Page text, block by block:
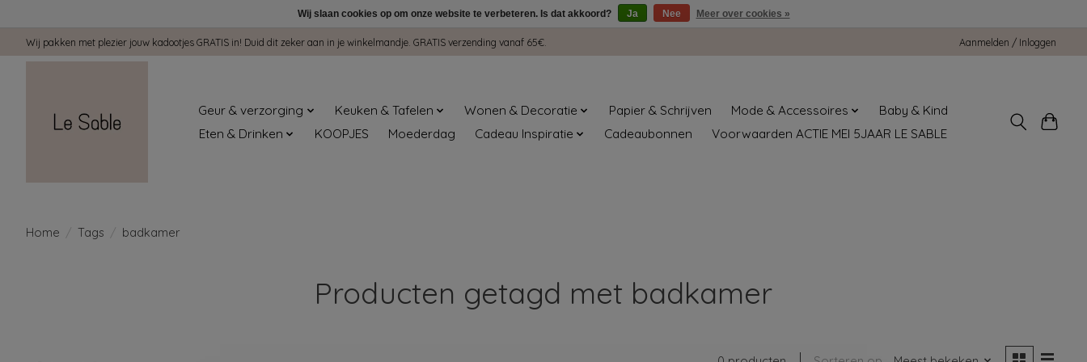
Wij pakken met plezier jouw kadootjes GRATIS in! Duid dit zeker aan in je winkelmandje. GRATIS verzending vanaf 65€. Aanmelden / Inloggen
Geur & verzorging Keuken & Tafelen Wonen & Decoratie Papier & Schrijven Mode & Accessoires
Baby & Kind
Eten & Drinken
KOOPJES Moederdag Cadeau Inspiratie Cadeaubonnen Voorwaarden ACTIE MEI 5JAAR LE SABLE
Home / Tags / badkamer
Producten getagd met badkamer
Wij slaan cookies op om onze website te verbeteren. Is dat akkoord? Ja Nee Meer over cookies »